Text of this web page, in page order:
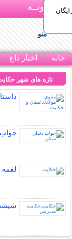
بـیتوتــه
منو
خانه اخبار داغ
تازه های شهر
لقمه